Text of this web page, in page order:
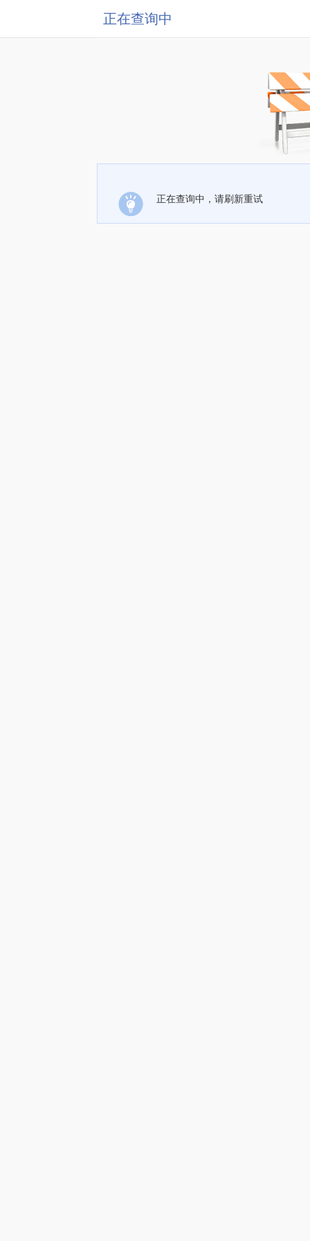
正在查询中
正在查询中，请刷新重试